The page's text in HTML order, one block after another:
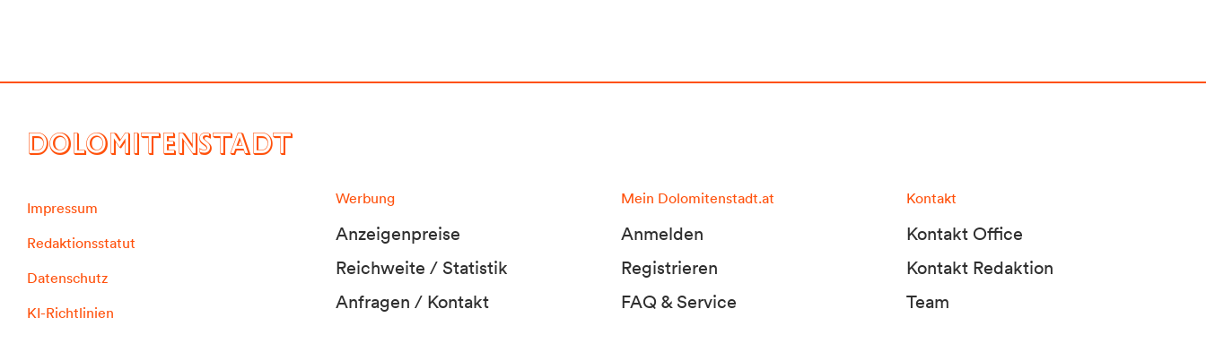
DOLOMITENSTADT
Impressum
Redaktionsstatut
Datenschutz
KI-Richtlinien
Werbung
Anzeigenpreise
Reichweite / Statistik
Anfragen / Kontakt
Mein Dolomitenstadt.at
Anmelden
Registrieren
FAQ & Service
Kontakt
Kontakt Office
Kontakt Redaktion
Team